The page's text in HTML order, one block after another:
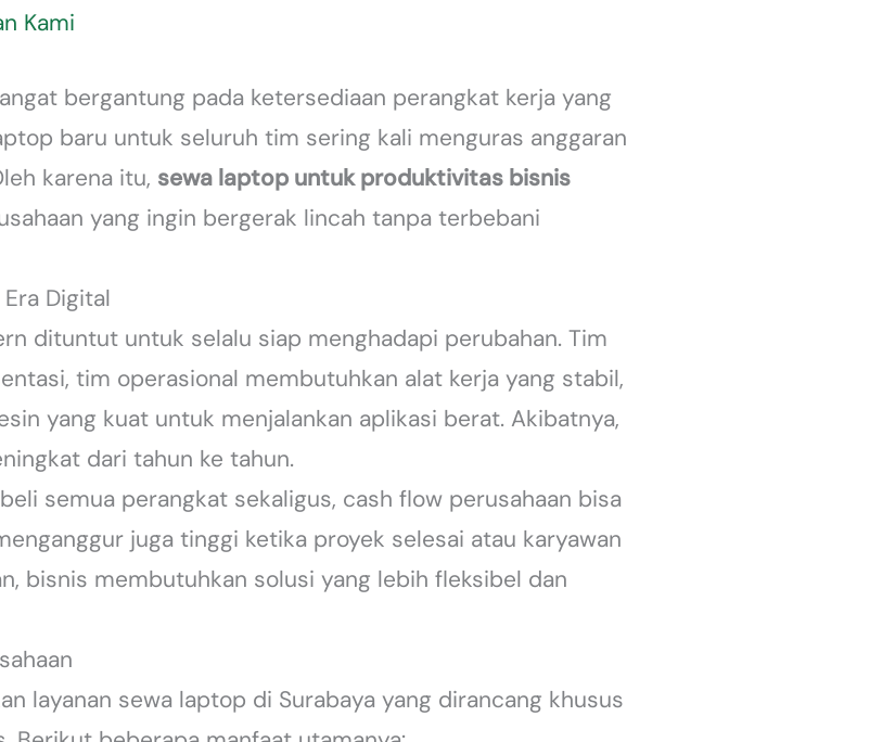
Kami
bergantung pada ketersediaan perangkat kerja yang
baru untuk seluruh tim sering kali menguras anggaran
karena itu, sewa laptop untuk produktivitas bisnis
yang ingin bergerak lincah tanpa terbebani
Digital
dituntut untuk selalu siap menghadapi perubahan. Tim
tim operasional membutuhkan alat kerja yang stabil,
yang kuat untuk menjalankan aplikasi berat. Akibatnya,
dari tahun ke tahun.
semua perangkat sekaligus, cash flow perusahaan bisa
juga tinggi ketika proyek selesai atau karyawan
bisnis membutuhkan solusi yang lebih fleksibel dan
layanan sewa laptop di Surabaya yang dirancang khusus